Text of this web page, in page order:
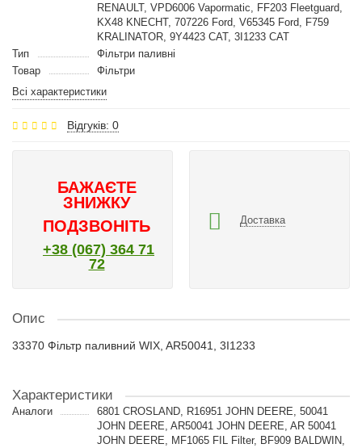
RENAULT, VPD6006 Vapormatic, FF203 Fleetguard,
KX48 KNECHT, 707226 Ford, V65345 Ford, F759
KRALINATOR, 9Y4423 CAT, 3I1233 CAT
Тип
Фільтри паливні
Товар
Фільтри
Всі характеристики
Відгуків: 0
БАЖАЄТЕ
ЗНИЖКУ
ПОДЗВОНІТЬ
+38 (067) 364 71
72
Доставка
Опис
33370 Фільтр паливний WIX, AR50041, 3I1233
Характеристики
Аналоги
6801 CROSLAND, R16951 JOHN DEERE, 50041
JOHN DEERE, AR50041 JOHN DEERE, AR 50041
JOHN DEERE, MF1065 FIL Filter, BF909 BALDWIN,